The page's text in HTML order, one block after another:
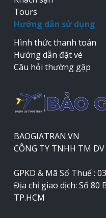
Tours
Hướng dẫn sử dụng
Hình thức thanh toán
Hướng dẫn đặt vé
Câu hỏi thường gặp
BAOGIATRAN.VN
CÔNG TY TNHH TM
GPKD & Mã Số Thuế :
Địa chỉ giao dịch: Số 80
TP.HCM